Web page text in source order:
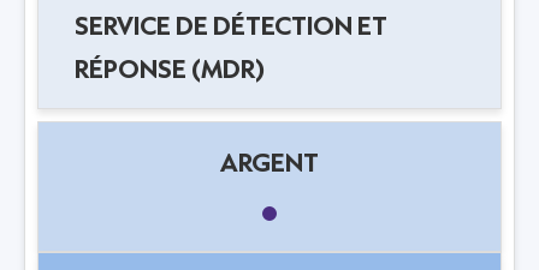
SERVICE DE DÉTECTION ET
RÉPONSE (MDR)